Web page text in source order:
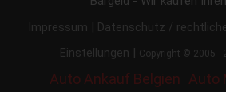
Impressum | Datenschutz /
Einstellungen | Copyright © 2005 -
Auto Ankauf Belgien
Auto